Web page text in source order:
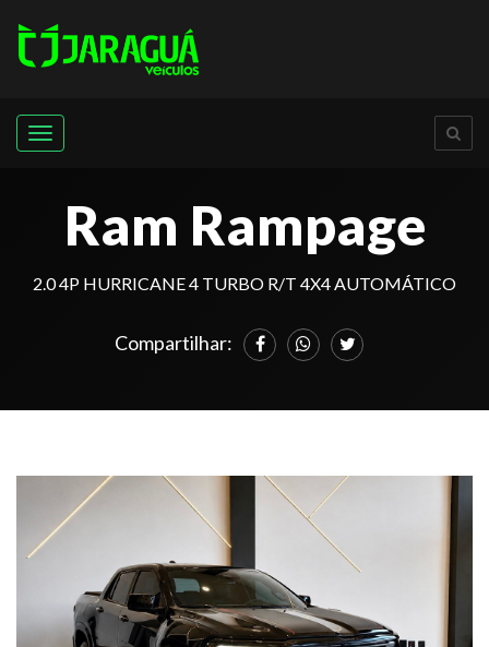
Menu
Ram Rampage
2.0 4P HURRICANE 4 TURBO R/T 4X4 AUTOMÁTICO
Compartilhar: